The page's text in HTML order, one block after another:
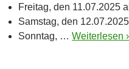
Freitag, den 11.07.2025
Samstag, den
Sonntag, … Weiterlesen